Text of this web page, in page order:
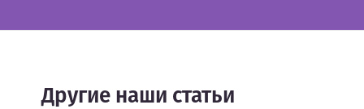
Другие наши статьи